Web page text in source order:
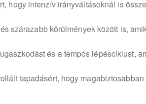
hogy intenzív irányváltásoknál is
szárazabb körülmények között is,
és a tempós lépésciklust,
tapadásért, hogy